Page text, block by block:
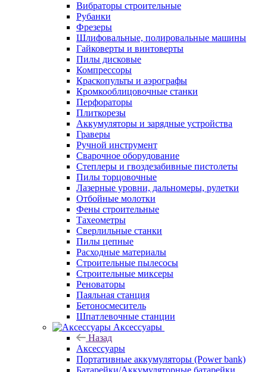
Вибраторы строительные
Рубанки
Фрезеры
Шлифовальные, полировальные машины
Гайковерты и винтоверты
Пилы дисковые
Компрессоры
Краскопульты и аэрографы
Кромкооблицовочные станки
Перфораторы
Плиткорезы
Аккумуляторы и зарядные устройства
Граверы
Ручной инструмент
Сварочное оборудование
Степлеры и гвоздезабивные пистолеты
Пилы торцовочные
Лазерные уровни, дальномеры, рулетки
Отбойные молотки
Фены строительные
Тахеометры
Сверлильные станки
Пилы цепные
Расходные материалы
Строительные пылесосы
Строительные миксеры
Реноваторы
Паяльная станция
Бетоносмеситель
Шпатлевочные станции
Аксессуары
Назад
Аксессуары
Портативные аккумуляторы (Power bank)
Батарейки/Аккумуляторные батарейки